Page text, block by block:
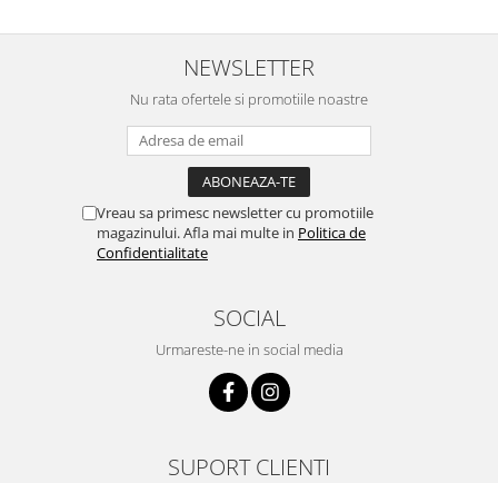
NEWSLETTER
Nu rata ofertele si promotiile noastre
Vreau sa primesc newsletter cu promotiile
magazinului. Afla mai multe in Politica de
Confidentialitate
SOCIAL
Urmareste-ne in social media
SUPORT CLIENTI